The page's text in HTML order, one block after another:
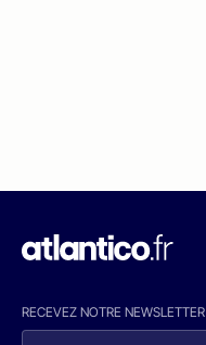
RECEVEZ NOTRE NEWSLETTER